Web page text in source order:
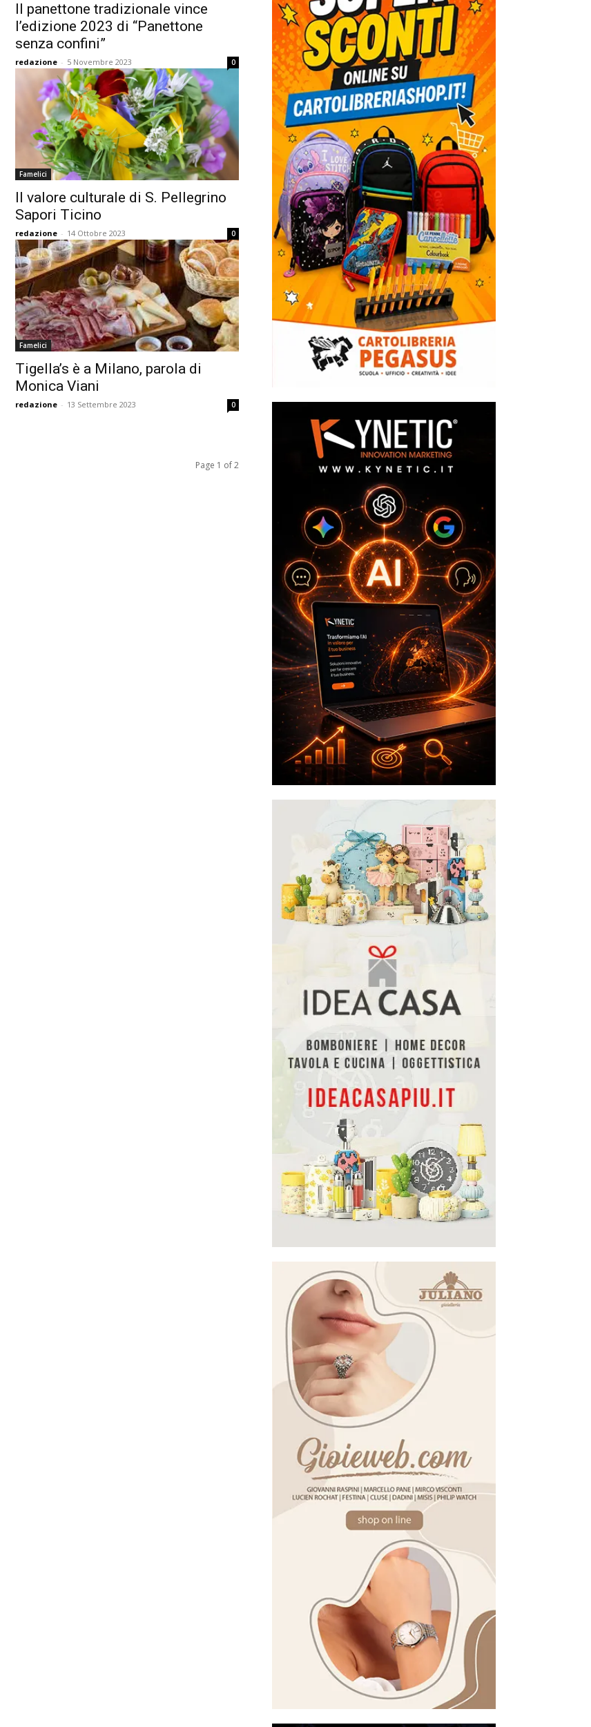
Il panettone tradizionale vince
l’edizione 2023 di “Panettone
senza confini”
redazione - 5 Novembre 2023 0
Famelici
Il valore culturale di S. Pellegrino
Sapori Ticino
redazione - 14 Ottobre 2023 0
Famelici
Tigella’s è a Milano, parola di
Monica Viani
redazione - 13 Settembre 2023 0
Page 1 of 2